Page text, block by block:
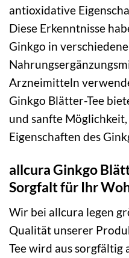
antioxidative
Diese Erkenntnisse
Ginkgo in
Arzneimitteln
Ginkgo Blätter-Tee
und sanfte
Eigenschaften des
allcura Ginkgo
Sorgfalt für Ihr
Wir bei allcura legen
Qualität unserer
Tee wird aus sorgfältig